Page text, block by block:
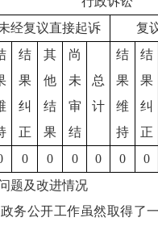
经复议直接起诉
复
结
果
纠
正
其
他
结
果
尚
未
审
结
总
计
结
果
维
持
结
果
纠
正
0 0 0 0 0 0
题及改进情况
务公开工作虽然取得了